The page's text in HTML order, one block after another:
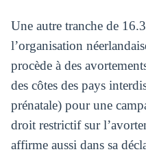
Une autre tranche de
l’organisation
procède à des
des côtes des pays
prénatale) pour une
droit restrictif sur
affirme aussi dans sa